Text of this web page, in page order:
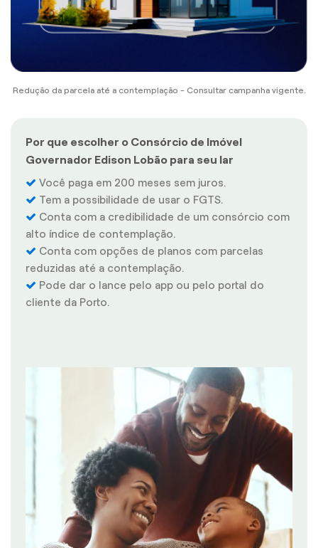
Redução da parcela até a contemplação - Consultar campanha vigente.
Por que escolher o Consórcio de Imóvel
Governador Edison Lobão para seu lar
Você paga em 200 meses sem juros.
Tem a possibilidade de usar o FGTS.
Conta com a credibilidade de um consórcio com
alto índice de contemplação.
Conta com opções de planos com parcelas
reduzidas até a contemplação.
Pode dar o lance pelo app ou pelo portal do
cliente da Porto.